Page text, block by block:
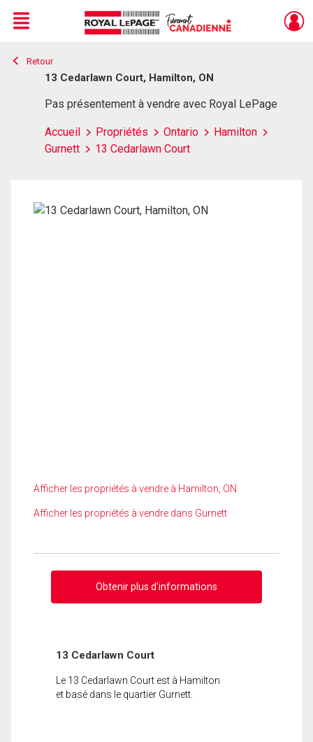
Live
En Direct
Menu
Retour
13 Cedarlawn Court, Hamilton, ON
Pas présentement à vendre avec Royal LePage
Accueil Propriétés Ontario
Hamilton
Gurnett
13 Cedarlawn Court
Afficher les propriétés à vendre à Hamilton, ON
Afficher les propriétés à vendre dans Gurnett
Obtenir plus d'informations
13 Cedarlawn Court
Le 13 Cedarlawn Court est à Hamilton
et basé dans le quartier Gurnett.